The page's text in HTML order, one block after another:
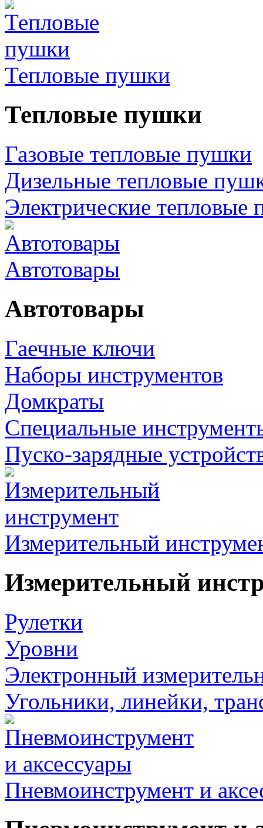
Тепловые пушки
Тепловые пушки
Газовые тепловые пушки
Дизельные тепловые
Электрические тепловые
Автотовары
Автотовары
Гаечные ключи
Наборы инструментов
Домкраты
Специальные
Пуско-зарядные
Измерительный
Измерительный
Рулетки
Уровни
Электронный
Угольники, линейки,
Пневмоинструмент и